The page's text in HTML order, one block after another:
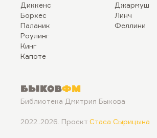
Диккенс
Борхес
Паланик
Роулинг
Кинг
Капоте
Джармуш
Линч
Феллини
БыковФМ
Библиотека Дмитрия Быкова
2022..2026. Проект Стаса Сырицына